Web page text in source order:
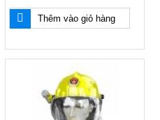
Thêm vào giỏ hàng